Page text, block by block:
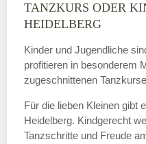
Name
E-Mail*
TANZKURS ODER
HEIDELBERG
Kinder und Jugendliche
profitieren in besonderem
zugeschnittenen
Für die lieben Kleinen gibt
Heidelberg. Kindgerecht
Tanzschritte und Freude